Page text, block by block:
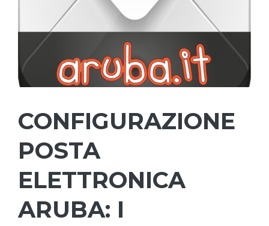
CONFIGURAZIONE
POSTA
ELETTRONICA
ARUBA: I